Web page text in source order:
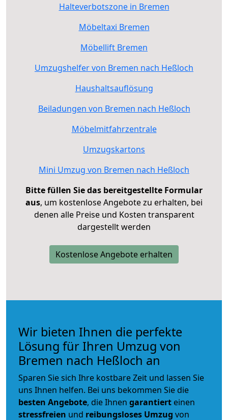
Halteverbotszone in Bremen
Möbeltaxi Bremen
Möbellift Bremen
Umzugshelfer von Bremen nach Heßloch
Haushaltsauflösung
Beiladungen von Bremen nach Heßloch
Möbelmitfahrzentrale
Umzugskartons
Mini Umzug von Bremen nach Heßloch
Bitte füllen Sie das bereitgestellte Formular
aus, um kostenlose Angebote zu erhalten, bei
denen alle Preise und Kosten transparent
dargestellt werden
Kostenlose Angebote erhalten
Wir bieten Ihnen die perfekte
Lösung für Ihren Umzug von
Bremen nach Heßloch an
Sparen Sie sich Ihre kostbare Zeit und lassen Sie
uns Ihnen helfen. Bei uns bekommen Sie die
besten Angebote, die Ihnen garantiert einen
stressfreien und reibungsloses Umzug von